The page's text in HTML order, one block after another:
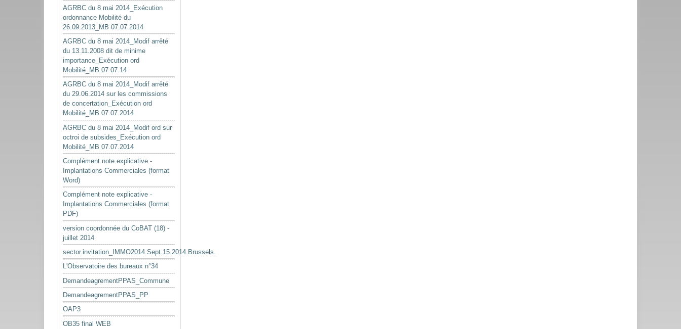
AGRBC du 8 mai 2014_Exécution
ordonnance Mobilité du
26.09.2013_MB 07.07.2014
AGRBC du 8 mai 2014_Modif arrêté
du 13.11.2008 dit de minime
importance_Exécution ord
Mobilité_MB 07.07.14
AGRBC du 8 mai 2014_Modif arrêté
du 29.06.2014 sur les commissions
de concertation_Exécution ord
Mobilité_MB 07.07.2014
AGRBC du 8 mai 2014_Modif ord sur
octroi de subsides_Exécution ord
Mobilité_MB 07.07.2014
Complément note explicative -
Implantations Commerciales (format
Word)
Complément note explicative -
Implantations Commerciales (format
PDF)
version coordonnée du CoBAT (18) -
juillet 2014
sector.invitation_IMMO2014.Sept.15.2014.Brussels.
L'Observatoire des bureaux n°34
DemandeagrementPPAS_Commune
DemandeagrementPPAS_PP
OAP3
OB35 final WEB